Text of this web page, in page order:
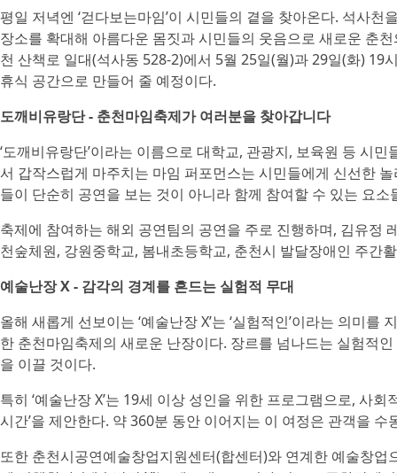
평일 저녁엔 ‘걷다보는마임’이 시민들의 곁을 찾아온다. 석사
장소를 확대해 아름다운 몸짓과 시민들의 웃음으로 새로운 춘
천 산책로 일대(석사동 528-2)에서 5월 25일(월)과 29일(화)
휴식 공간으로 만들어 줄 예정이다.
도깨비유랑단 - 춘천마임축제가 여러분을 찾아갑니다
‘도깨비유랑단’이라는 이름으로 대학교, 관광지, 보육원 등 시
서 갑작스럽게 마주치는 마임 퍼포먼스는 시민들에게 신선한
들이 단순히 공연을 보는 것이 아니라 함께 참여할 수 있는 요
축제에 참여하는 해외 공연팀의 공연을 주로 진행하며, 김유정
천숲체원, 강원중학교, 봄내초등학교, 춘천시 발달장애인 주간
예술난장 X - 감각의 경계를 흔드는 실험적 무대
올해 새롭게 선보이는 ‘예술난장 X’는 ‘실험적인’이라는 의미
한 춘천마임축제의 새로운 난장이다. 장르를 넘나드는 실험적
을 이끌 것이다.
특히 ‘예술난장 X’는 19세 이상 성인을 위한 프로그램으로, 사
시간’을 제안한다. 약 360분 동안 이어지는 이 여정은 관객을
또한 춘천시공연예술창업지원센터(합센터)와 연계한 예술창업